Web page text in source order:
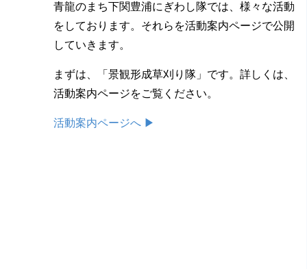
青龍のまち下関豊浦にぎわし隊では、様々な活動
をしております。それらを活動案内ページで公開
していきます。
まずは、「景観形成草刈り隊」です。詳しくは、
活動案内ページをご覧ください。
活動案内ページへ ▶